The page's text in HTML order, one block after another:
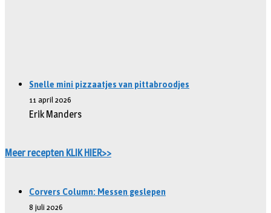
Snelle mini pizzaatjes van pittabroodjes
11 april 2026
Erik Manders
Meer recepten KLIK HIER>>
Corvers Column: Messen geslepen
8 juli 2026